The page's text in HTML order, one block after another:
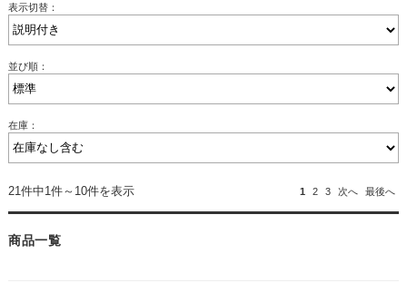
表示切替：
並び順：
在庫：
21件中1件～10件を表示 1 2 3 次へ 最後へ
商品一覧